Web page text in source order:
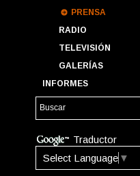
PRENSA
RADIO
TELEVISIÓN
GALERÍAS
INFORMES
Traductor
Select Language ▼